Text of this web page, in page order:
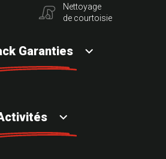
Nettoyage
de courtoisie
Garanties